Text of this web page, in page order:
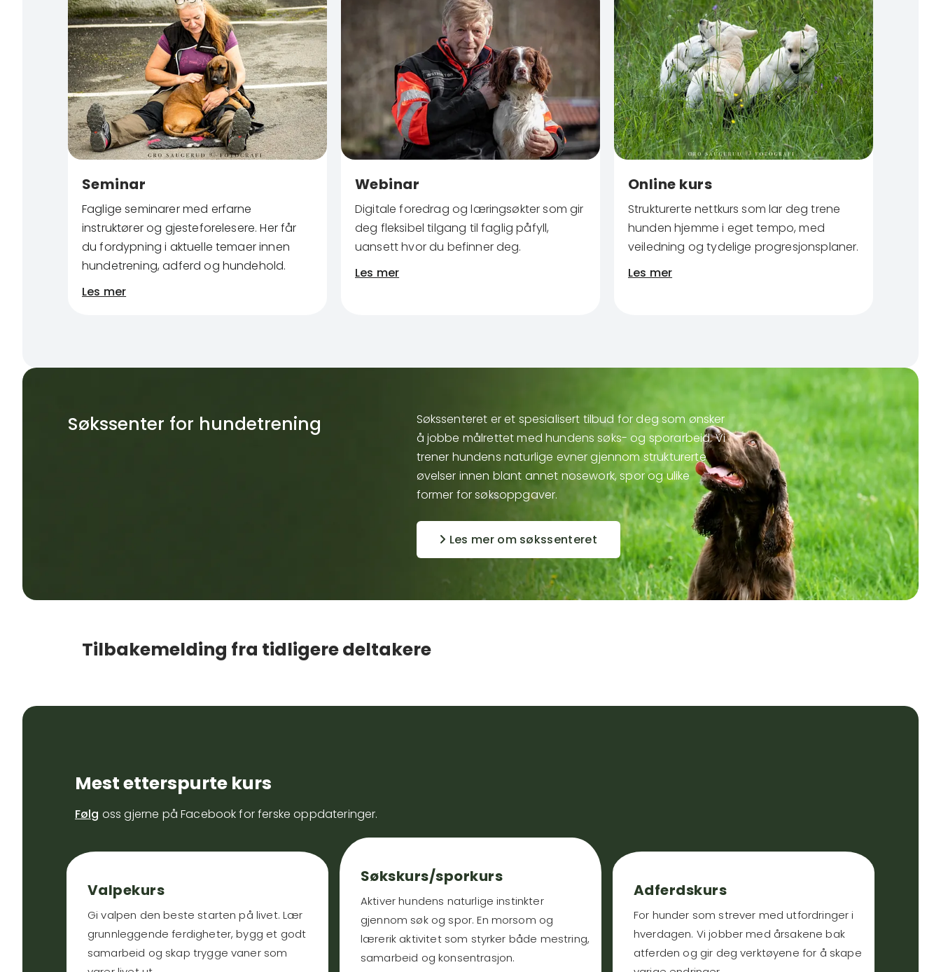
Seminar
Faglige seminarer med erfarne
instruktører og gjesteforelesere. Her får
du fordypning i aktuelle temaer innen
hundetrening, adferd og hundehold.
Les mer
Webinar
Digitale foredrag og læringsøkter som gir
deg fleksibel tilgang til faglig påfyll,
uansett hvor du befinner deg.
Les mer
Online kurs
Strukturerte nettkurs som lar deg trene
hunden hjemme i eget tempo, med
veiledning og tydelige progresjonsplaner.
Les mer
Søkssenter for hundetrening
Søkssenteret er et spesialisert tilbud for deg som ønsker
å jobbe målrettet med hundens søks- og sporarbeid. Vi
trener hundens naturlige evner gjennom strukturerte
øvelser innen blant annet nosework, spor og ulike
former for søksoppgaver.
Les mer om søkssenteret
Tilbakemelding fra tidligere deltakere
Mest etterspurte kurs
Følg oss gjerne på Facebook for ferske oppdateringer.
Valpekurs
Gi valpen den beste starten på livet. Lær
grunnleggende ferdigheter, bygg et godt
samarbeid og skap trygge vaner som
Søkskurs/sporkurs
Aktiver hundens naturlige instinkter
gjennom søk og spor. En morsom og
lærerik aktivitet som styrker både mestring,
samarbeid og konsentrasjon.
Adferdskurs
For hunder som strever med utfordringer i
hverdagen. Vi jobber med årsakene bak
atferden og gir deg verktøyene for å skape